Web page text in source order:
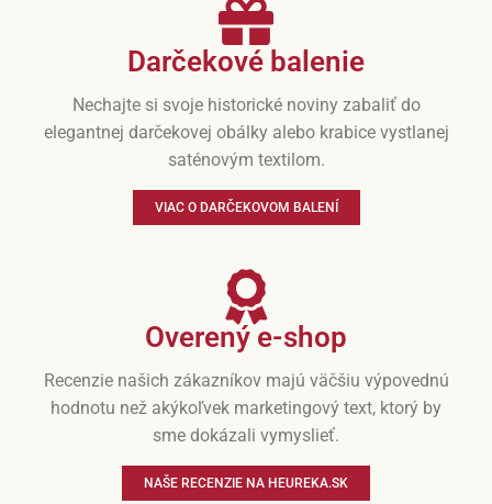
Darčekové balenie
Nechajte si svoje historické noviny zabaliť do
elegantnej darčekovej obálky alebo krabice vystlanej
saténovým textilom.
VIAC O DARČEKOVOM BALENÍ
Overený e-shop
Recenzie našich zákazníkov majú väčšiu výpovednú
hodnotu než akýkoľvek marketingový text, ktorý by
sme dokázali vymyslieť.
NAŠE RECENZIE NA HEUREKA.SK